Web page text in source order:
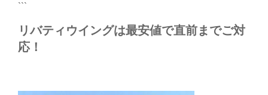
ン
```
リバティウイングは最安値で直前までご対
応！